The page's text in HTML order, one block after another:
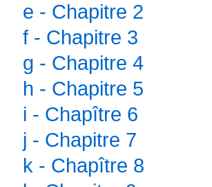
e - Chapitre 2
f - Chapitre 3
g - Chapitre 4
h - Chapitre 5
i - Chapître 6
j - Chapitre 7
k - Chapître 8